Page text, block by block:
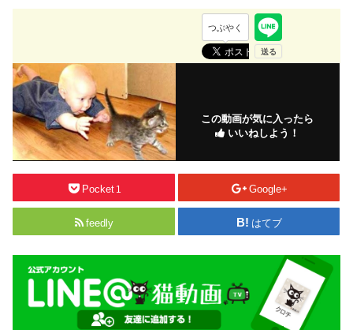
つぶやく
この動画が気に入ったら
いいねしよう！
Pocket 1 Google+
feedly はてブ